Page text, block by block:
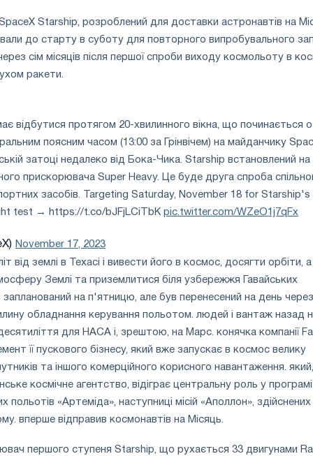
Starship, розроблений для доставки астронавтів на
до старту в суботу для повторного випробувального
сім місяців після першої спроби виходу космольоту в
ракети.
відбутися протягом 20-хвилинного вікна, що починається
поясним часом (13:00 за Грінвічем) на майданчику
затоці недалеко від Бока-Чика. Starship встановлений на
прискорювача Super Heavy. Це буде друга спроба
засобів. Targeting Saturday, November 18 for Starship's
test → https://t.co/bJFjLCiTbK pic.twitter.com/WZeO1j7qFx
November 17, 2023
від землі в Техасі і вивести його в космос, досягти орбіти, а
Землі та приземлитися біля узбережжя Гавайських
запланований на п'ятницю, але був перенесений на день через
обладнання керування польотом. людей і вантаж назад
десятиліття для НАСА і, зрештою, на Марс. конячка компанії
її пускового бізнесу, який вже запускає в космос велику
та іншого комерційного корисного навантаження.
космічне агентство, відіграє центральну роль у програмі
польотів «Артеміда», наступниці місій «Аполлон», здійснених
вперше відправив космонавтів на Місяць.
першого ступеня Starship, що рухається 33 двигунами